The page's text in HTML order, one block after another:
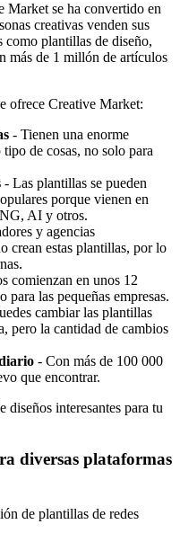
Market se ha convertido en
creativas venden sus
como plantillas de diseño,
más de 1 millón de artículos
ofrece Creative Market:
- Tienen una enorme
de cosas, no solo para
- Las plantillas se pueden
porque vienen en
AI y otros.
y agencias
crean estas plantillas, por lo
comienzan en unos 12
para las pequeñas empresas.
cambiar las plantillas
pero la cantidad de cambios
- Con más de 100 000
que encontrar.
interesantes para tu
diversas plataformas
de plantillas de redes